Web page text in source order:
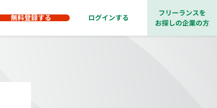
無料登録する ログインする
フリーランスを
お探しの企業の方